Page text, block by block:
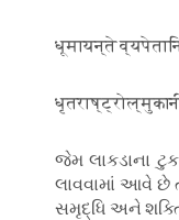
धूमायन्ते
જેમ લાકડાના
લાવવામાં આવે
સમૃદ્ધિ અને